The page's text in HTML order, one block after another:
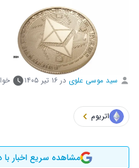
سید موسی علوی در ۱۶ تیر ۱۴۰۵
اتریوم
مشاهده سریع اخبار با